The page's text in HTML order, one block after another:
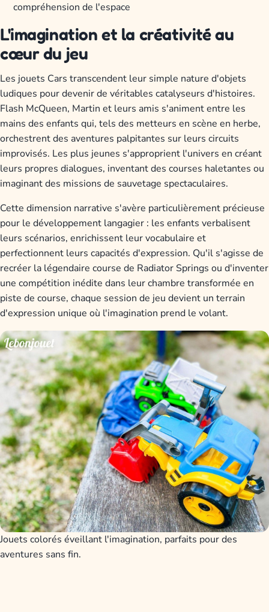
compréhension de l'espace
L'imagination et la créativité au
cœur du jeu
Les jouets Cars transcendent leur simple nature d'objets
ludiques pour devenir de véritables catalyseurs d'histoires.
Flash McQueen, Martin et leurs amis s'animent entre les
mains des enfants qui, tels des metteurs en scène en herbe,
orchestrent des aventures palpitantes sur leurs circuits
improvisés. Les plus jeunes s'approprient l'univers en créant
leurs propres dialogues, inventant des courses haletantes ou
imaginant des missions de sauvetage spectaculaires.
Cette dimension narrative s'avère particulièrement précieuse
pour le développement langagier : les enfants verbalisent
leurs scénarios, enrichissent leur vocabulaire et
perfectionnent leurs capacités d'expression. Qu'il s'agisse de
recréer la légendaire course de Radiator Springs ou d'inventer
une compétition inédite dans leur chambre transformée en
piste de course, chaque session de jeu devient un terrain
d'expression unique où l'imagination prend le volant.
Jouets colorés éveillant l'imagination, parfaits pour des
aventures sans fin.